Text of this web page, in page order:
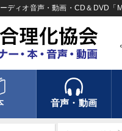
ディオ音声・動画・CD＆DVD「
音声・動画